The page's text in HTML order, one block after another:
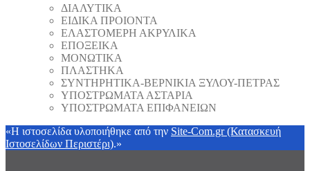
ΔΙΑΛΥΤΙΚΑ
ΕΙΔΙΚΑ ΠΡΟΙΟΝΤΑ
ΕΛΑΣΤΟΜΕΡΗ ΑΚΡΥΛΙΚΑ
ΕΠΟΞΕΙΚΑ
ΜΟΝΩΤΙΚΑ
ΠΛΑΣΤΗΚΑ
ΣΥΝΤΗΡΗΤΙΚΑ-ΒΕΡΝΙΚΙΑ ΞΥΛΟΥ-ΠΕΤΡΑΣ
ΥΠΟΣΤΡΩΜΑΤΑ ΑΣΤΑΡΙΑ
ΥΠΟΣΤΡΩΜΑΤΑ ΕΠΙΦΑΝΕΙΩΝ
«Η ιστοσελίδα υλοποιήθηκε από την Site-Com.gr (Κατασκευή
Ιστοσελίδων Περιστέρι).»